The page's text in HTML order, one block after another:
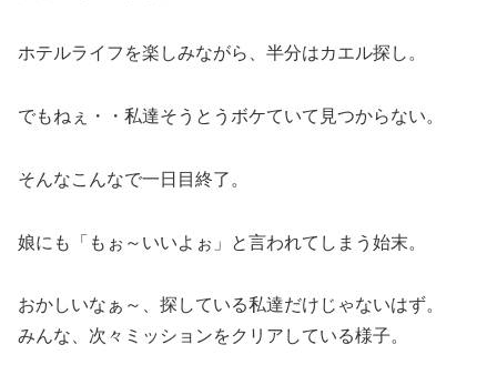
ホテルライフを楽しみながら、半分はカエル探し。
でもねぇ・・私達そうとうボケていて見つからない。
そんなこんなで一日目終了。
娘にも「もぉ～いいよぉ」と言われてしまう始末。
おかしいなぁ～、探している私達だけじゃないはず。
みんな、次々ミッションをクリアしている様子。